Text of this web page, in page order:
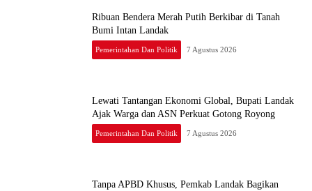
Ribuan Bendera Merah Putih Berkibar di Tanah
Bumi Intan Landak
Pemerintahan Dan Politik 7 Agustus 2026
Lewati Tantangan Ekonomi Global, Bupati Landak
Ajak Warga dan ASN Perkuat Gotong Royong
Pemerintahan Dan Politik 7 Agustus 2026
Tanpa APBD Khusus, Pemkab Landak Bagikan